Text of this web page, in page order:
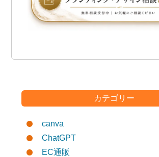
カテゴリー
canva
ChatGPT
EC通販